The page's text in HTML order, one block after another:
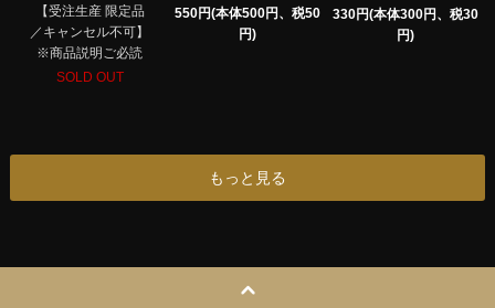
【受注生産 限定品
／キャンセル不可】
※商品説明ご必読
SOLD OUT
550円(本体500円、税50
円)
330円(本体300円、税30
円)
もっと見る